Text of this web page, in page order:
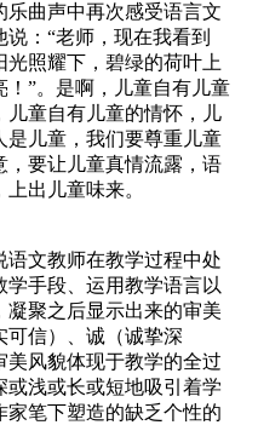
乐曲声中再次感受语言文
：“老师，现在我看到
光照耀下，碧绿的荷叶上
”。是啊，儿童自有儿童
儿童自有儿童的情怀，儿
是儿童，我们要尊重儿童
，要让儿童真情流露，语
出儿童味来。
文教师在教学过程中处
手段、运用教学语言以
凝聚之后显示出来的审美
可信）、诚（诚挚深
风貌体现于教学的全过
浅或长或短地吸引着学
笔下塑造的缺乏个性的